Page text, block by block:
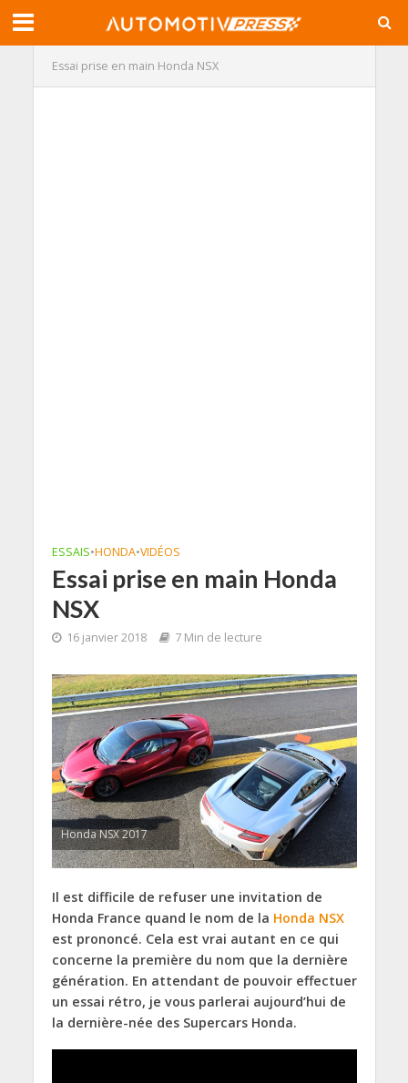
Essai prise en main Honda NSX
ESSAIS•HONDA•VIDÉOS
Essai prise en main Honda
NSX
16 janvier 2018 7 Min de lecture
Honda NSX 2017
Il est difficile de refuser une invitation de
Honda France quand le nom de la Honda NSX
est prononcé. Cela est vrai autant en ce qui
concerne la première du nom que la dernière
génération. En attendant de pouvoir effectuer
un essai rétro, je vous parlerai aujourd’hui de
la dernière-née des Supercars Honda.